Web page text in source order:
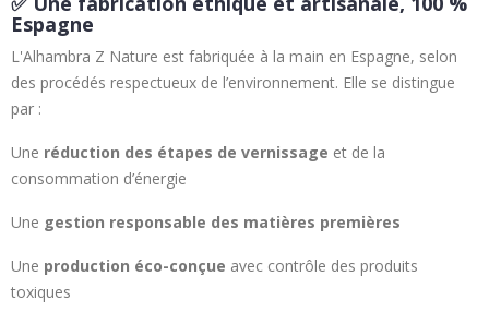
Espagne
L'Alhambra Z Nature est fabriquée à la main en Espagne, selon
des procédés respectueux de l’environnement. Elle se distingue
par :
Une réduction des étapes de vernissage et de la
consommation d’énergie
Une gestion responsable des matières premières
Une production éco-conçue avec contrôle des produits
toxiques